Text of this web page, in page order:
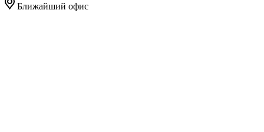
Ближайший офис